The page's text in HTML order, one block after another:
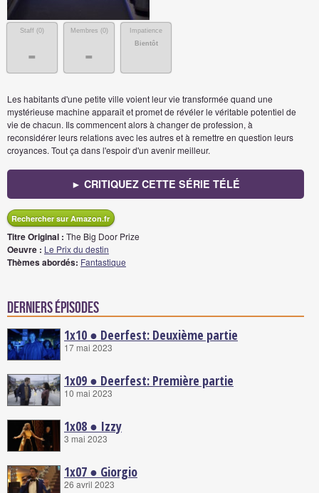
Staff (0)
-
Membres (0)
-
Impatience
Bientôt
Les habitants d'une petite ville voient leur vie transformée quand une
mystérieuse machine apparaît et promet de révéler le véritable potentiel de
vie de chacun. Ils commencent alors à changer de profession, à
reconsidérer leurs relations avec les autres et à remettre en question leurs
croyances. Tout ça dans l'espoir d'un avenir meilleur.
► CRITIQUEZ CETTE SÉRIE TÉLÉ
Rechercher sur Amazon.fr
Titre Original : The Big Door Prize
Oeuvre : Le Prix du destin
Thèmes abordés: Fantastique
Derniers épisodes
1x10 ● Deerfest: Deuxième partie
17 mai 2023
1x09 ● Deerfest: Première partie
10 mai 2023
1x08 ● Izzy
3 mai 2023
1x07 ● Giorgio
26 avril 2023